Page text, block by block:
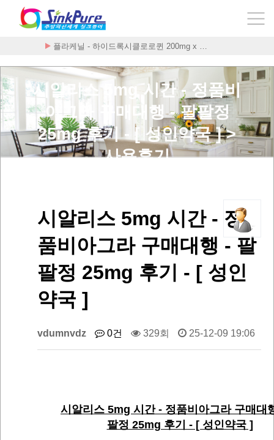
플라케닐 - 하이드록시클로로퀸 200mg x …
시알리스 5mg 시간 - 정품비
아그라 구매대행 - 팔팔정
25mg 후기 - [ 성인약국 ] >
사용후기
시알리스 5mg 시간 - 정
품비아그라 구매대행 - 팔
팔정 25mg 후기 - [ 성인
약국 ]
vdumnvdz 0건 329회 25-12-09 19:06
시알리스 5mg 시간 - 정품비아그라 구매대
팔정 25mg 후기 - [ 성인약국 ]